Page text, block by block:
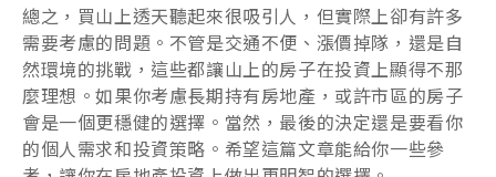
總之，買山上透天聽起來很吸引人，但實際上卻有許多
需要考慮的問題。不管是交通不便、漲價掉隊，還是自
然環境的挑戰，這些都讓山上的房子在投資上顯得不那
麼理想。如果你考慮長期持有房地產，或許市區的房子
會是一個更穩健的選擇。當然，最後的決定還是要看你
的個人需求和投資策略。希望這篇文章能給你一些參